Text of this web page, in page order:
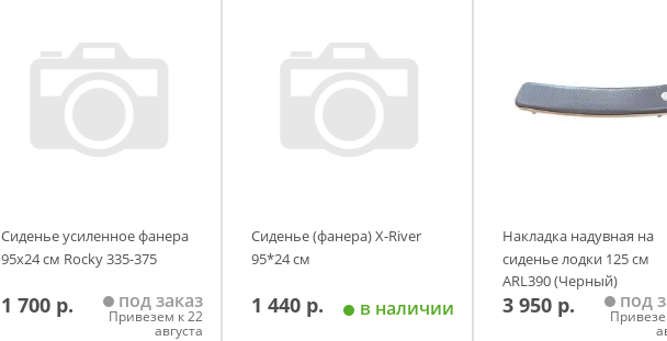
Сиденье усиленное фанера
95x24 см Rocky 335-375
1 700 р. под заказ
Привезем к 22
августа
Сиденье (фанера) X-River
95*24 см
1 440 р. в наличии
Накладка надувная на
сиденье лодки 125 см
ARL390 (Черный)
3 950 р. под